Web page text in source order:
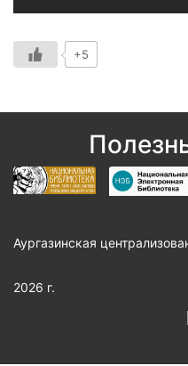
+5
Аургазинская
2026 г.